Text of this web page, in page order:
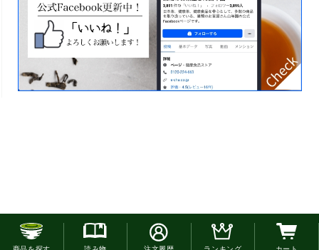
お電話でのご注文はこちら